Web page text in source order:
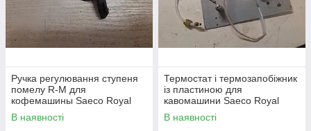
Ручка регулювання ступеня
помелу R-M для
кофемашины Saeco Royal
Coffee Bar Type SUP 016E R.I
б/у
В наявності
Термостат і термозапобіжник
із пластиною для
кавомашини Saeco Royal
Coffee Bar Type SUP 016E R.I
б/у
В наявності